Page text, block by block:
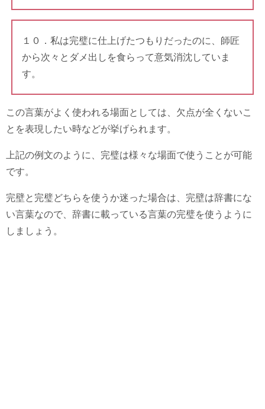
１０．私は完璧に仕上げたつもりだったのに、師匠
から次々とダメ出しを食らって意気消沈していま
す。
この言葉がよく使われる場面としては、欠点が全くないこ
とを表現したい時などが挙げられます。
上記の例文のように、完璧は様々な場面で使うことが可能
です。
完壁と完璧どちらを使うか迷った場合は、完壁は辞書にな
い言葉なので、辞書に載っている言葉の完璧を使うように
しましょう。